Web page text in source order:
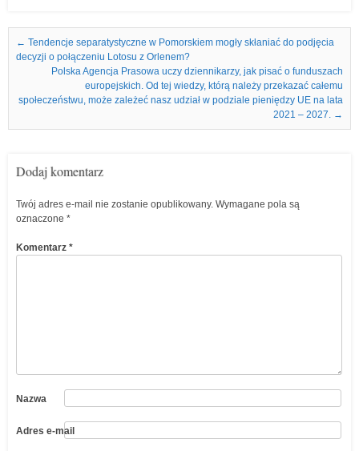
Nawigacja we wpisach
← Tendencje separatystyczne w Pomorskiem mogły skłaniać do podjęcia
decyzji o połączeniu Lotosu z Orlenem?
Polska Agencja Prasowa uczy dziennikarzy, jak pisać o funduszach
europejskich. Od tej wiedzy, którą należy przekazać całemu
społeczeństwu, może zależeć nasz udział w podziale pieniędzy UE na lata
2021 – 2027. →
Dodaj komentarz
Twój adres e-mail nie zostanie opublikowany. Wymagane pola są
oznaczone *
Komentarz *
Nazwa
Adres e-mail